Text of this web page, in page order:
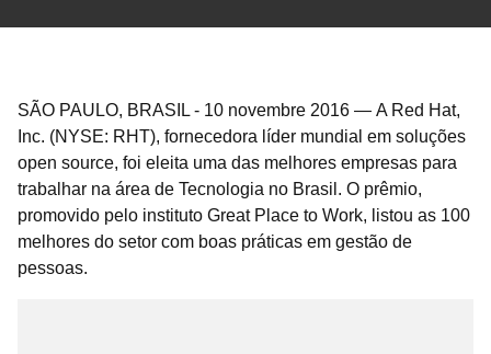
SÃO PAULO, BRASIL - 10 novembre 2016 — A Red Hat,
Inc. (NYSE: RHT), fornecedora líder mundial em soluções
open source, foi eleita uma das melhores empresas para
trabalhar na área de Tecnologia no Brasil. O prêmio,
promovido pelo instituto Great Place to Work, listou as 100
melhores do setor com boas práticas em gestão de
pessoas.